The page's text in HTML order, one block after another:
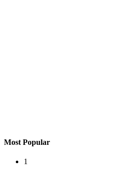
Most Popular
1